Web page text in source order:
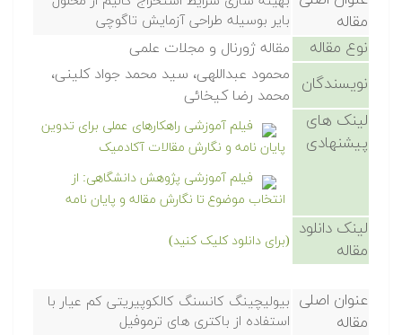
مقاله
بایر بوسیله طراحی آزمایش تاگوچی
نوع مقاله مقاله ژورنال و مجلات علمی
نویسندگان
محمود عبداللهی، سید محمد جواد کلینی،
محمد رضا کیخائی
لینک های
پیشنهادی
فیلم آموزشی راهکارهای عملی برای تدوین
پایان نامه و نگارش مقالات آکادمیک
فیلم آموزشی پژوهش دانشگاهی: از
انتخاب موضوع تا نگارش مقاله و پایان نامه
لینک دانلود
مقاله
(برای دانلود کلیک کنید)
عنوان اصلی
مقاله
بیولیچینگ کانسنگ کالکوپیریتی کم عیار با
استفاده از باکتری های ترموفیل